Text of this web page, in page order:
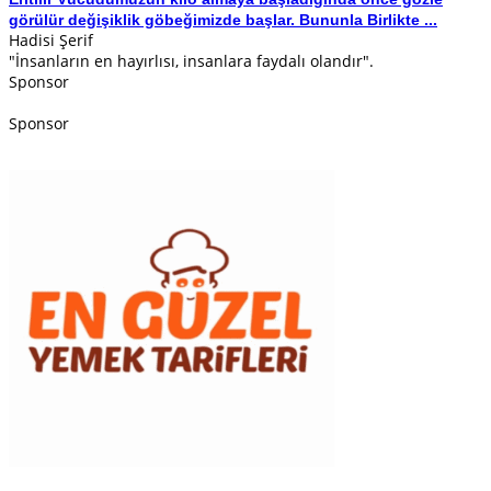
görülür değişiklik göbeğimizde başlar. Bununla Birlikte ...
Hadisi Şerif
"İnsanların en hayırlısı, insanlara faydalı olandır".
Sponsor
Sponsor